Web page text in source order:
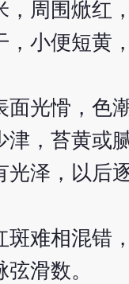
周围焮红
小便短黄
光愲，色
，苔黄或
泽，以后
难相混错
滑数。